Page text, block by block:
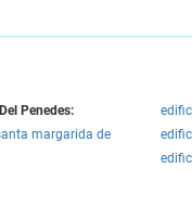
Penedes:
margarida de